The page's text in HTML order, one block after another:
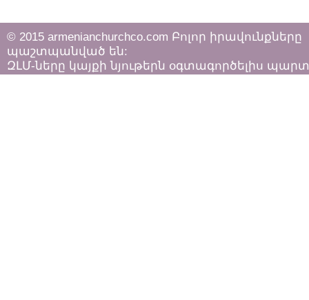
© 2015 armenianchurchco.com Բոլոր իրավունքները
պաշտպանված են:
ԶԼՄ-ները կայքի նյութերն օգտագործելիս